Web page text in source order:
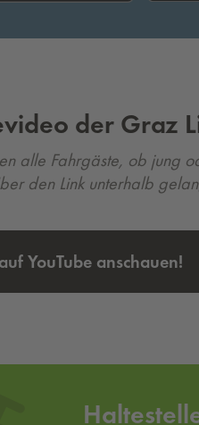
der Graz
alle Fahrgäste, ob jung
den Link unterhalb
YouTube anschauen!
Link öffnet eine neue